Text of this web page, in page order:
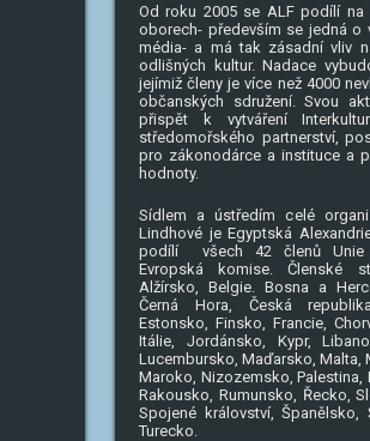
Od roku 2005 se ALF podílí na
oborech- především se jedná o
média- a má tak zásadní vliv
odlišných kultur. Nadace
jejímiž členy je více než 4000
občanských sdružení. Svou
přispět k vytváření
středomořského partnerství,
pro zákonodárce a instituce a
hodnoty.
Sídlem a ústředím celé
Lindhové je Egyptská
podílí všech 42 členů Unie
Evropská komise. Členské
Alžírsko, Belgie. Bosna a
Černá Hora, Česká
Estonsko, Finsko, Francie,
Itálie, Jordánsko, Kypr,
Lucembursko, Maďarsko, Malta,
Maroko, Nizozemsko, Palestina,
Rakousko, Rumunsko, Řecko,
Spojené království, Španělsko,
Turecko.